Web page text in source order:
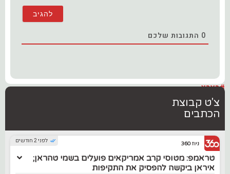
0 התגובות שלכם
#בארץ
צ'ט קבוצת
הכתבים
לפני 2 חודשים ניוז 360
טראמפ: מטוסי קרב אמריקאים פועלים בשמי טהראן;
איראן ביקשה להפסיק את התקיפות